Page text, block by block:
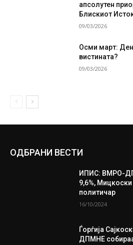
апсолутен
Блискиот
09/03/2026
Осми март: Ден
вистината?
09/03/2026
ОДБРАНИ ВЕСТИ
ИПИС: ВМРО-
9,6%, Мицкоски
политичар
16/10/2024
Ѓорѓија
ДПМНЕ